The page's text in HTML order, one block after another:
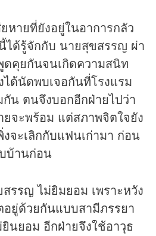
หายที่ยังอยู่ในอาการกลัว
ได้รู้จักกับ นายสุขสรรญ ผ่า
คุยกันจนเกิดความสนิท
ด้นัดพบเจอกันที่โรงแรม
น ตนจึงบอกอีกฝ่ายไปว่า
จะพร้อม แต่สภาพจิตใจยัง
จะเลิกกับแฟนเก่ามา ก่อน
บ้านก่อน
รรญ ไม่ยิมยอม เพราะหวัง
อยู่ด้วยกันแบบสามีภรรยา
นยอม อีกฝ่ายจึงใช้อาวุธ